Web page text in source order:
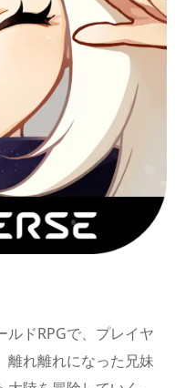
ルドRPGで、プレイヤ
離れ離れになった兄妹